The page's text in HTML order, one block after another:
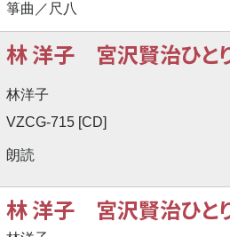
箏曲／尺八
林 洋子 宮沢賢治ひと
林洋子
VZCG-715 [CD]
朗読
林 洋子 宮沢賢治ひと